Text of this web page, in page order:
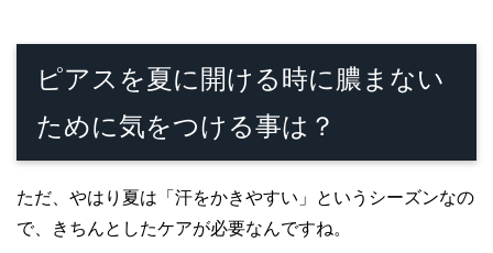
ピアスを夏に開ける時に膿まない
ために気をつける事は？
ただ、やはり夏は「汗をかきやすい」というシーズンなの
で、きちんとしたケアが必要なんですね。